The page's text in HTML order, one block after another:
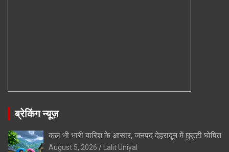
ब्रेकिंग न्यूज़
कल भी भारी बारिश के आसार, जनपद देहरादून में छुट्टी घोषित
August 5, 2026 Lalit Uniyal